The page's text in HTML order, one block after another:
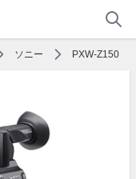
ソニー PXW-Z150